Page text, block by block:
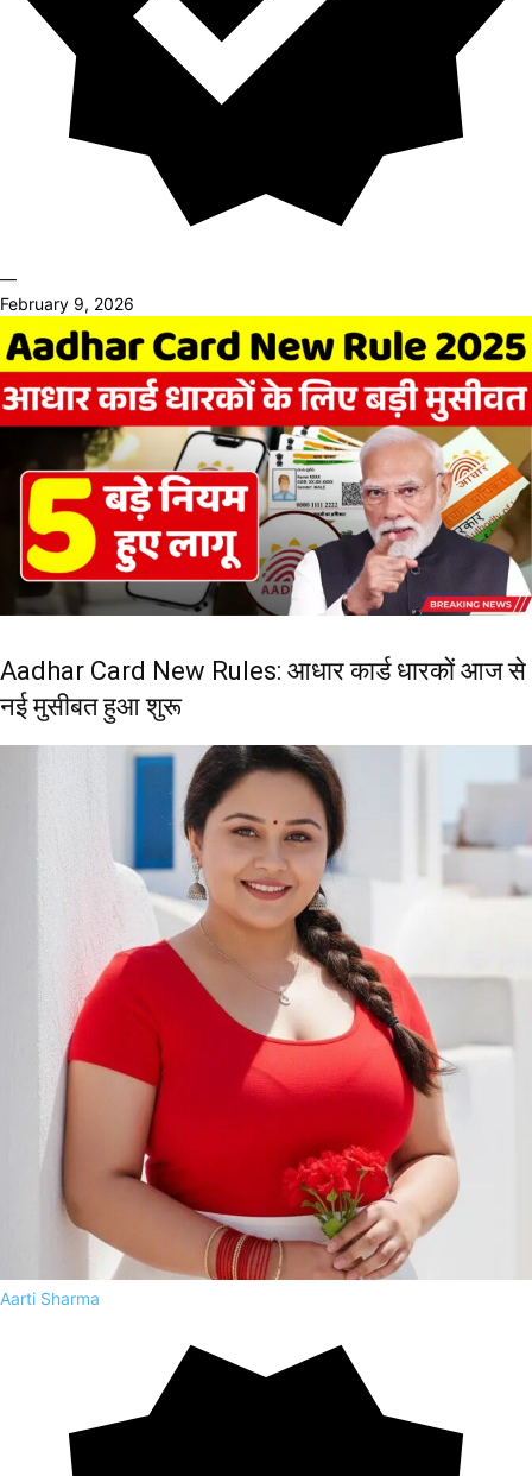
—
February 9, 2026
Aadhar Card New Rules: आधार कार्ड धारकों आज से
नई मुसीबत हुआ शुरू
Aarti Sharma